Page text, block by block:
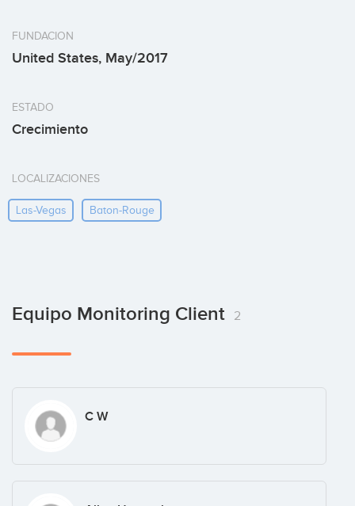
FUNDACION
United States, May/2017
ESTADO
Crecimiento
LOCALIZACIONES
Las-Vegas Baton-Rouge
Equipo Monitoring Client 2
C W